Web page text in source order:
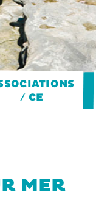
/ CE
MER